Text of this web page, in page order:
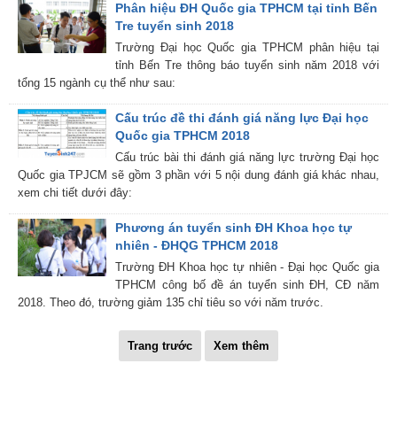
Phân hiệu ĐH Quốc gia TPHCM tại tỉnh Bến
Tre tuyển sinh 2018
Trường Đại học Quốc gia TPHCM phân hiệu tại
tỉnh Bến Tre thông báo tuyển sinh năm 2018 với
tổng 15 ngành cụ thể như sau:
Cấu trúc đề thi đánh giá năng lực Đại học
Quốc gia TPHCM 2018
Cấu trúc bài thi đánh giá năng lực trường Đại học
Quốc gia TPJCM sẽ gồm 3 phần với 5 nội dung đánh giá khác nhau,
xem chi tiết dưới đây:
Phương án tuyển sinh ĐH Khoa học tự
nhiên - ĐHQG TPHCM 2018
Trường ĐH Khoa học tự nhiên - Đại học Quốc gia
TPHCM công bố đề án tuyển sinh ĐH, CĐ năm
2018. Theo đó, trường giảm 135 chỉ tiêu so với năm trước.
Trang trước Xem thêm